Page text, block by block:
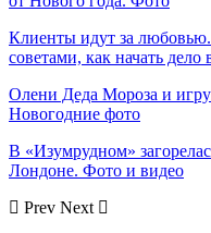
Клиенты идут за
советами, как начать
Олени Деда Мороза и
Новогодние фото
В «Изумрудном»
Лондоне. Фото и видео
Prev Next